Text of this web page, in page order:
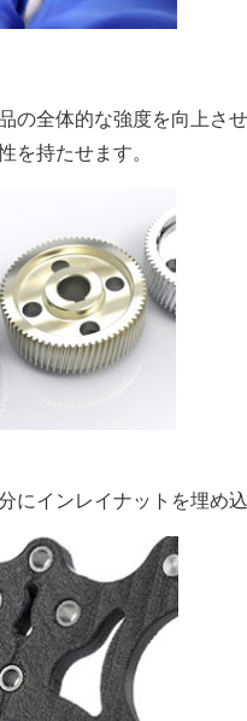
の全体的な強度を向上さ
を持たせます。
にインレイナットを埋め込